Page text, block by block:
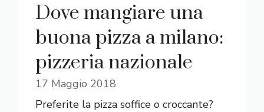
Dove mangiare una
buona pizza a milano:
pizzeria nazionale
17 Maggio 2018
Preferite la pizza soffice o croccante?